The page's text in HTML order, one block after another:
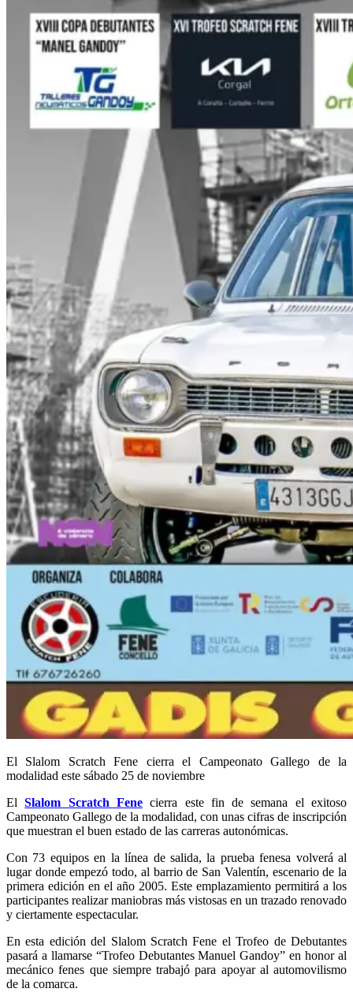
El Slalom Scratch Fene cierra el Campeonato Gallego de la
modalidad este sábado 25 de noviembre
ElSlalom Scratch Fenecierra este fin de semana el exitoso
Campeonato Gallego de la modalidad, con unas cifras de inscripción
que muestran el buen estado de las carreras autonómicas.
Con 73 equipos en la línea de salida, la prueba fenesa volverá al
lugar donde empezó todo, al barrio de San Valentín, escenario de la
primera edición en el año 2005. Este emplazamiento permitirá a los
participantes realizar maniobras más vistosas en un trazado renovado
y ciertamente espectacular.
En esta edición del Slalom Scratch Fene el Trofeo de Debutantes
pasará a llamarse “Trofeo Debutantes Manuel Gandoy” en honor al
mecánico fenes que siempre trabajó para apoyar al automovilismo
de la comarca.